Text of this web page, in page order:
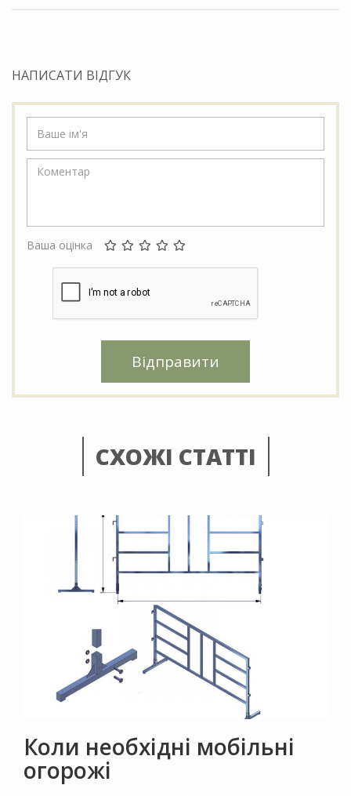
НАПИСАТИ ВІДГУК
Ваша оцінка
Відправити
СХОЖІ СТАТТІ
Коли необхідні мобільні
огорожі